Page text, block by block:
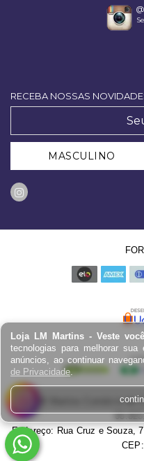
Loja LM Martins - Veste
tecnologias para melhorar sua
anúncios, ao continuar
de Privacidade.
RECEBA NOSSAS
MASCULINO
LM Martins Comércio de
Endereço: Rua Cruz e Souza,